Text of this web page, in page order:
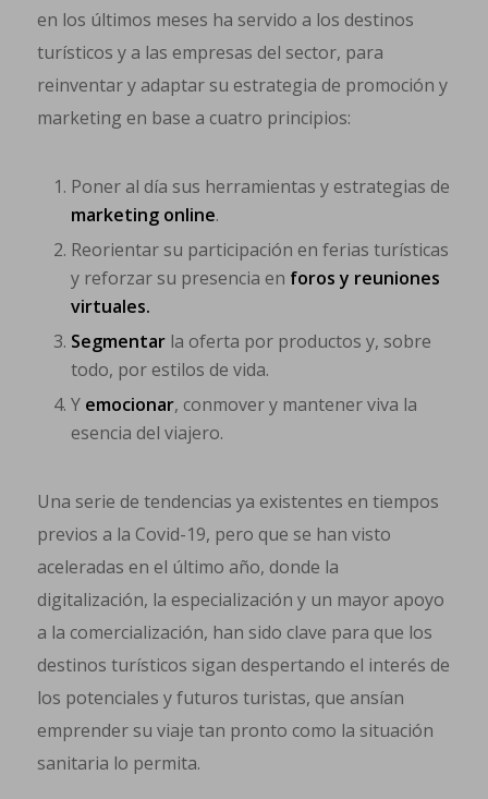
en los últimos meses ha servido a los destinos
turísticos y a las empresas del sector, para
reinventar y adaptar su estrategia de promoción y
marketing en base a cuatro principios:
Poner al día sus herramientas y estrategias de
marketing online.
Reorientar su participación en ferias turísticas
y reforzar su presencia en foros y reuniones
virtuales.
Segmentarla oferta por productos y, sobre
todo, por estilos de vida.
Y emocionar, conmover y mantener viva la
esencia del viajero.
Una serie de tendencias ya existentes en tiempos
previos a la Covid-19, pero que se han visto
aceleradas en el último año, donde la
digitalización, la especialización y un mayor apoyo
a la comercialización, han sido clave para que los
destinos turísticos sigan despertando el interés de
los potenciales y futuros turistas, que ansían
emprender su viaje tan pronto como la situación
sanitaria lo permita.